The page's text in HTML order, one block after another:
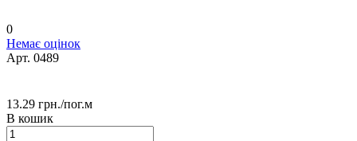
0
Немає оцінок
Арт. 0489
13.29 грн./пог.м
В кошик